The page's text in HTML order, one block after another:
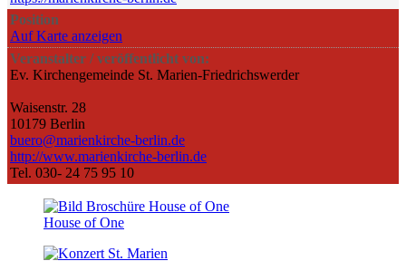
Position
Auf Karte anzeigen
Veranstalter / veröffentlicht von:
Ev. Kirchengemeinde St. Marien-Friedrichswerder
Waisenstr. 28
10179 Berlin
buero@marienkirche-berlin.de
http://www.marienkirche-berlin.de
Tel. 030- 24 75 95 10
House of One